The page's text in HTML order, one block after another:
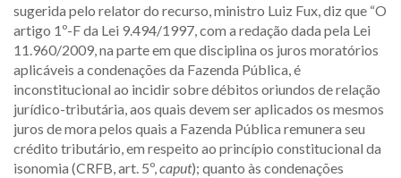
sugerida pelo relator do recurso, ministro Luiz Fux, diz que “O
artigo 1º-F da Lei 9.494/1997, com a redação dada pela Lei
11.960/2009, na parte em que disciplina os juros moratórios
aplicáveis a condenações da Fazenda Pública, é
inconstitucional ao incidir sobre débitos oriundos de relação
jurídico-tributária, aos quais devem ser aplicados os mesmos
juros de mora pelos quais a Fazenda Pública remunera seu
crédito tributário, em respeito ao princípio constitucional da
isonomia (CRFB, art. 5º,caput); quanto às condenações